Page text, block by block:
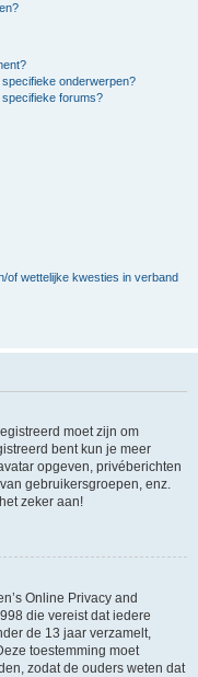
onderwerpen?
forums?
of wettelijke kwesties in verband
moet zijn om
bent kun je meer
opgeven, privéberichten
gebruikersgroepen, enz.
zeker aan!
Online Privacy and
die vereist dat iedere
de 13 jaar verzamelt,
toestemming moet
zodat de ouders weten dat